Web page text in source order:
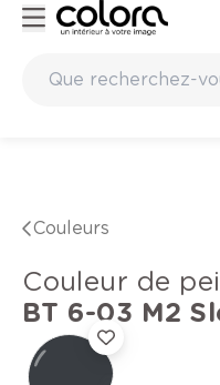
Couleurs
Couleur de
BT 6-03 M2